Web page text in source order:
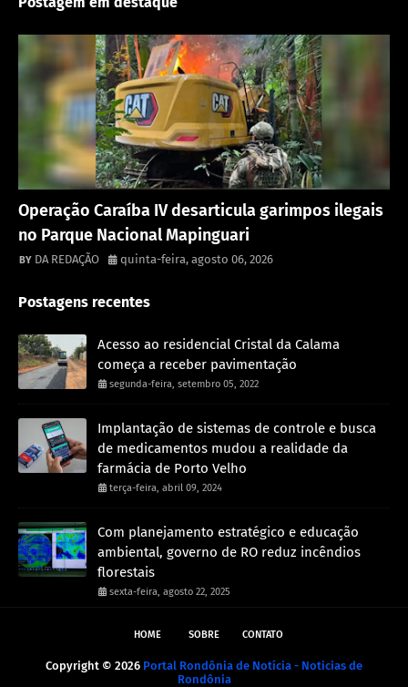
Operação Caraíba IV desarticula garimpos ilegais
no Parque Nacional Mapinguari
DA REDAÇÃO quinta-feira, agosto 06, 2026
Postagens recentes
Acesso ao residencial Cristal da Calama
começa a receber pavimentação
segunda-feira, setembro 05, 2022
Implantação de sistemas de controle e busca
de medicamentos mudou a realidade da
farmácia de Porto Velho
terça-feira, abril 09, 2024
Com planejamento estratégico e educação
ambiental, governo de RO reduz incêndios
florestais
sexta-feira, agosto 22, 2025
HOME SOBRE CONTATO
Copyright © 2026 Portal Rondônia de Notícia - Noticias de
Rondônia